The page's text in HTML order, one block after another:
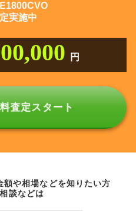
実施中
円
査定スタート
額や相場などを知りたい方
談などは